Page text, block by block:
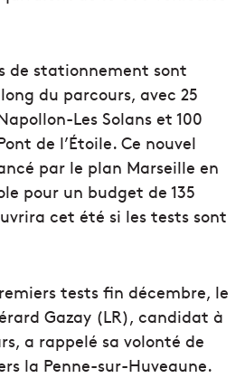
de stationnement sont
du parcours, avec 25
Les Solans et 100
de l’Étoile. Ce nouvel
par le plan Marseille en
pour un budget de 135
cet été si les tests sont
tests fin décembre, le
Gazay (LR), candidat à
a rappelé sa volonté de
la Penne-sur-Huveaune.